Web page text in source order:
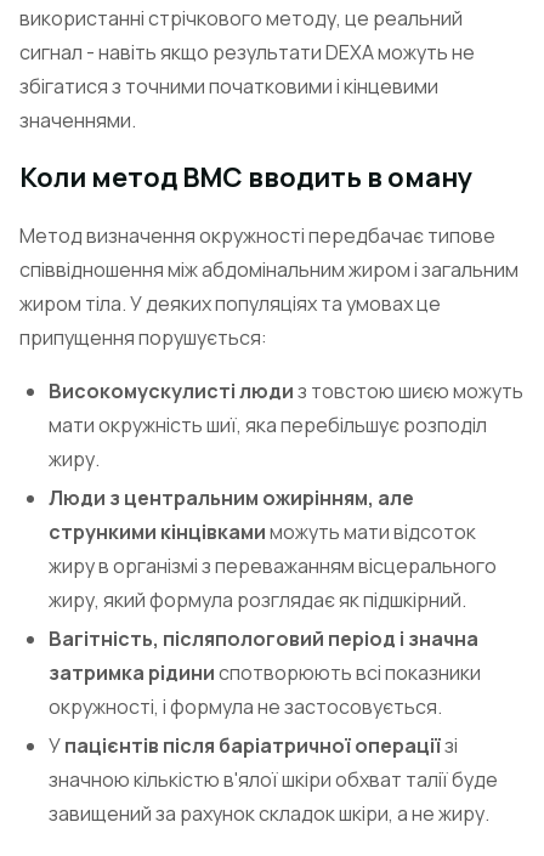
використанні стрічкового методу, це реальний
сигнал - навіть якщо результати DEXA можуть не
збігатися з точними початковими і кінцевими
значеннями.
Коли метод ВМС вводить в оману
Метод визначення окружності передбачає типове
співвідношення між абдомінальним жиром і загальним
жиром тіла. У деяких популяціях та умовах це
припущення порушується:
Високомускулисті людиз товстою шиєю можуть
мати окружність шиї, яка перебільшує розподіл
жиру.
Люди з центральним ожирінням, але
стрункими кінцівкамиможуть мати відсоток
жиру в організмі з переважанням вісцерального
жиру, який формула розглядає як підшкірний.
Вагітність, післяпологовий період і значна
затримка рідиниспотворюють всі показники
окружності, і формула не застосовується.
Упацієнтів після баріатричної операціїзі
значною кількістю в'ялої шкіри обхват талії буде
завищений за рахунок складок шкіри, а не жиру.